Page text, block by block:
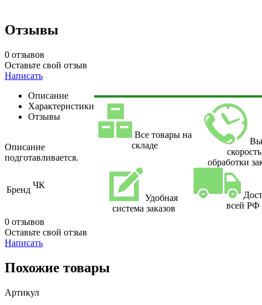
Отзывы
0 отзывов
Оставьте свой отзыв
Написать
Описание
Характеристики
Отзывы
Описание
подготавливается.
Бренд ЧК
0 отзывов
Оставьте свой отзыв
Написать
Все товары на
складе
скорость
обработки
Удобная
система заказов
всей РФ
Похожие товары
Артикул